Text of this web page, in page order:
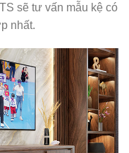
sẽ tư vấn mẫu kệ có
nhất.